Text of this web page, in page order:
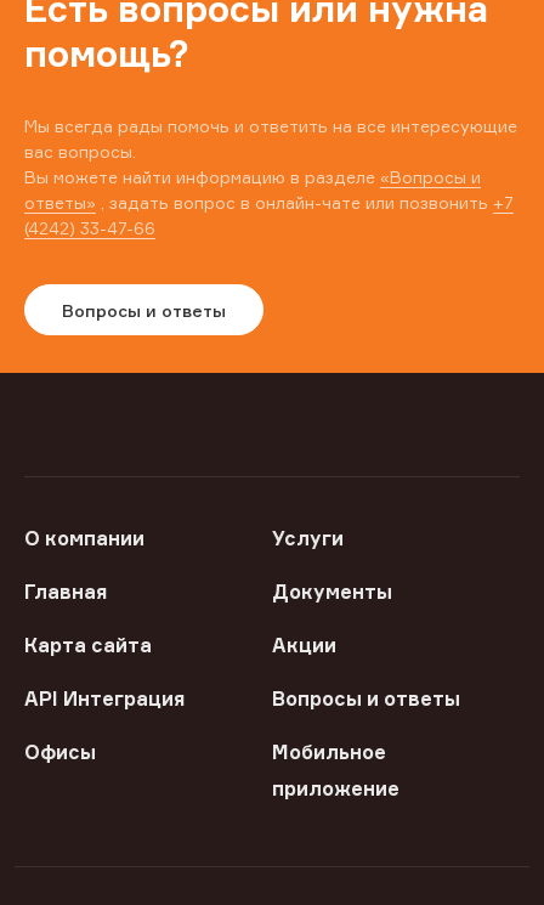
Есть вопросы или нужна
помощь?
Мы всегда рады помочь и ответить на все интересующие
вас вопросы.
Вы можете найти информацию в разделе «Вопросы и
ответы» , задать вопрос в онлайн-чате или позвонить +7
(4242) 33-47-66
Вопросы и ответы
О компании Услуги
Главная Документы
Карта сайта Акции
API Интеграция Вопросы и ответы
Офисы
Мобильное
приложение